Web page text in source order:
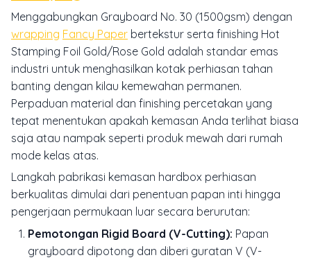
Menggabungkan Grayboard No. 30 (1500gsm) dengan
wrapping Fancy Paper bertekstur serta finishing Hot
Stamping Foil Gold/Rose Gold adalah standar emas
industri untuk menghasilkan kotak perhiasan tahan
banting dengan kilau kemewahan permanen.
Perpaduan material dan finishing percetakan yang
tepat menentukan apakah kemasan Anda terlihat biasa
saja atau nampak seperti produk mewah dari rumah
mode kelas atas.
Langkah pabrikasi kemasan hardbox perhiasan
berkualitas dimulai dari penentuan papan inti hingga
pengerjaan permukaan luar secara berurutan:
Pemotongan Rigid Board (V-Cutting): Papan
grayboard dipotong dan diberi guratan V (V-